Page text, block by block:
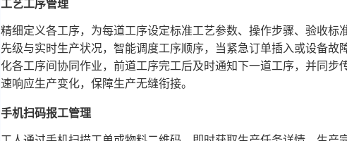
工艺工序管理
精细定义各工序，为每道工序设定标准工艺参数、操作步骤、验收
先级与实时生产状况，智能调度工序顺序，当紧急订单插入或设备
化各工序间协同作业，前道工序完工后及时通知下一道工序，并同
速响应生产变化，保障生产无缝衔接。
手机扫码报工管理